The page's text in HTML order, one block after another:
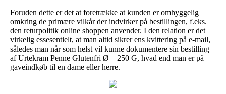
Foruden dette er det at foretrække at kunden er omhyggelig
omkring de primære vilkår der indvirker på bestillingen, f.eks.
den returpolitik online shoppen anvender. I den relation er det
virkelig essesentielt, at man altid sikrer ens kvittering på e-mail,
således man når som helst vil kunne dokumentere sin bestilling
af Urtekram Penne Glutenfri Ø – 250 G, hvad end man er på
gaveindkøb til en dame eller herre.